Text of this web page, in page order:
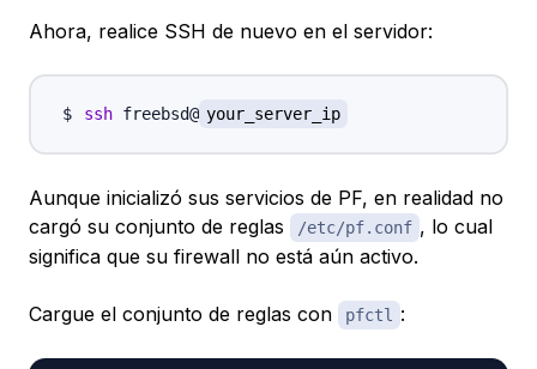
Ahora, realice SSH de nuevo en el servidor:
ssh freebsd@ your_server_ip
Aunque inicializó sus servicios de PF, en realidad no
cargó su conjunto de reglas
/etc/pf.conf , lo cual
significa que su firewall no está aún activo.
Cargue el conjunto de reglas con pfctl :